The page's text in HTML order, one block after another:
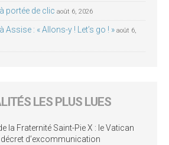
portée de clic août 6, 2026
Assise : « Allons-y ! Let’s go ! » août 6,
LES PLUS LUES
la Fraternité Saint-Pie X : le Vatican
décret d’excommunication